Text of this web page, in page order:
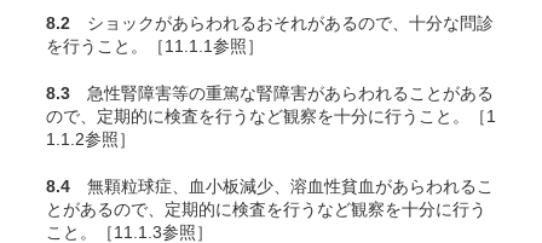
8.2 ショックがあらわれるおそれがあるので、十分な問診
を行うこと。［11.1.1参照］
8.3 急性腎障害等の重篤な腎障害があらわれることがある
ので、定期的に検査を行うなど観察を十分に行うこと。［1
1.1.2参照］
8.4 無顆粒球症、血小板減少、溶血性貧血があらわれるこ
とがあるので、定期的に検査を行うなど観察を十分に行う
こと。［11.1.3参照］